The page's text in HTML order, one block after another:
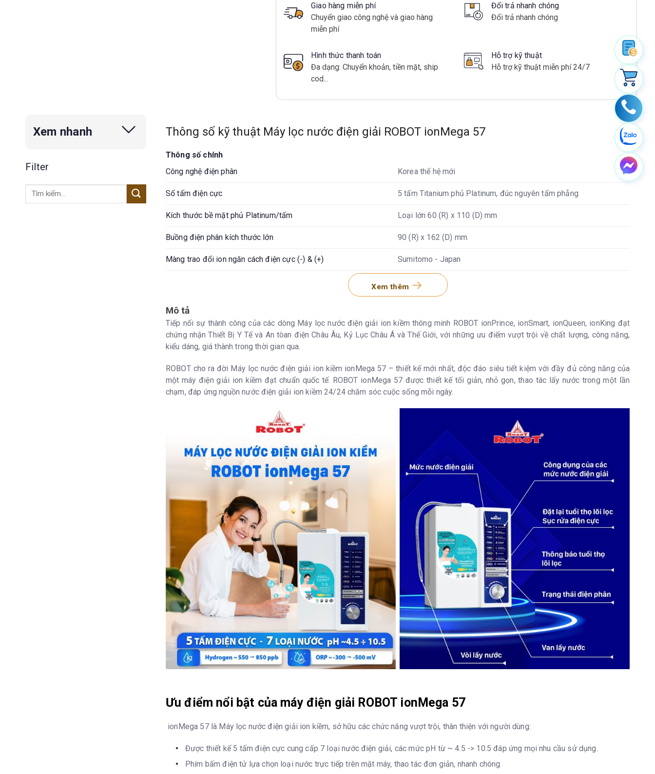
Giao hàng miễn phí
Chuyển giao công nghệ và giao hàng
miễn phí
Đổi trả nhanh chóng
Đổi trả nhanh chóng
Hình thức thanh toán
Đa dạng: Chuyển khoản, tiền mặt, ship
cod...
Hỗ trợ kỹ thuật
Hỗ trợ kỹ thuật miễn phí 24/7
Xem nhanh
Filter
Tìm
Thông số kỹ thuật Máy lọc nước điện giải ROBOT ionMega 57
Thông số chính
Công nghệ điện phân
Korea thế hệ mới
Số tấm điện cực 5 tấm Titanium phủ Platinum, đúc nguyên tấm phẳng
Kích thước bề mặt phủ Platinum/tấm Loại lớn 60 (R) x 110 (D) mm
Buồng điện phân kích thước lớn 90 (R) x 162 (D) mm
Màng trao đổi ion ngăn cách điện cực (-) & (+) Sumitomo - Japan
UF Korea
Tuổi thọ lõi lọc
Lõi số 1: 6 - 12 tháng (4000 lít) Lõi khác: 12 tháng (8000 lít) Lõi UF:
Lưu lượng nước tối đa 60 - 180 lít/h (tùy áp lực nước tại nguồn cấp vào máy)
Tỉ lệ lấy nước
100%, nếu lấy nước ion kiềm thì vòi phụ sẽ ra nước ion axit & ngược
Cảnh báo an toàn khi lấy nước
7 loại nước sử dụng
4 mức ion kiềm: pH ~ 8.5/9.0/10.0/10.5 2 mức ion axit: pH ~
4.5/5.5 Nước lọc trung tính: pH ~ 7.0
Điện áp sử dụng 220 - 240V; 50/60Hz
Công suất tiêu thụ Max 150W
Nhiệt độ nước vào 5 -> 380C
Chất lượng nước nguồn vào Nước máy TDS 30 ->300ppm
Áp suất nước đầu vào 2.5 -> 5kg/cm2
Tiêu chuẩn chất lượng máy TCVN 11978:2017/ BKHCN
Chất lượng nước lọc Quy chuẩn quốc gia nước uống trực tiếp QCVN 6-1: 2010/ Bộ Y Tế
Xuất xứ
Vòi inox 360° + Bộ điện phân + Lõi lọc sản xuất tại Korea Màng
2 năm cho sản phẩm
Xem thêm
Mô tả
Tiếp nối sự thành công của các dòng Máy lọc nước điện giải ion kiềm thông minh ROBOT ionPrince, ionSmart, ionQueen, ionKing đạt
chứng nhận Thiết Bị Y Tế và An tòan điện Châu Âu, Kỷ Lục Châu Á và Thế Giới, với những ưu điểm vượt trội về chất lượng, công năng,
kiểu dáng, giá thành trong thời gian qua.
ROBOT cho ra đời Máy lọc nước điện giải ion kiềm ionMega 57 – thiết kế mới nhất, độc đáo siêu tiết kiệm với đầy đủ công năng của
một máy điện giải ion kiềm đạt chuẩn quốc tế. ROBOT ionMega 57 được thiết kế tối giản, nhỏ gọn, thao tác lấy nước trong một lần
chạm, đáp ứng nguồn nước điện giải ion kiềm 24/24 chăm sóc cuộc sống mỗi ngày.
Ưu điểm nổi bật của máy điện giải ROBOT ionMega 57
ionMega 57 là Máy lọc nước điện giải ion kiềm, sở hữu các chức năng vượt trội, thân thiện với người dùng:
Được thiết kế 5 tấm điện cực cung cấp 7 loại nước điện giải, các mức pH từ ~ 4.5 -> 10.5 đáp ứng mọi nhu cầu sử dụng.
Phím bấm điện tử lựa chọn loại nước trực tiếp trên mặt máy, thao tác đơn giản, nhanh chóng.